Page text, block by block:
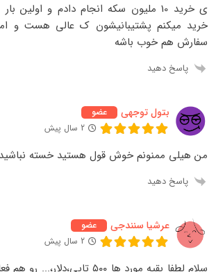
ی خرید 10 ملیون سکه انجام دادم و
خرید میکنم پشتیبانیشون ک عالی هست و
سفارش هم خوب باشه
پاسخ دهید
بتول توجهی
عضو
2 سال پیش
من هیلی ممنونم خوش قول هستید خسته نباشید
پاسخ دهید
عرشیا سنندجی
عضو
2 سال پیش
سلام لطفا بقیه مورد ها ۵۰۰